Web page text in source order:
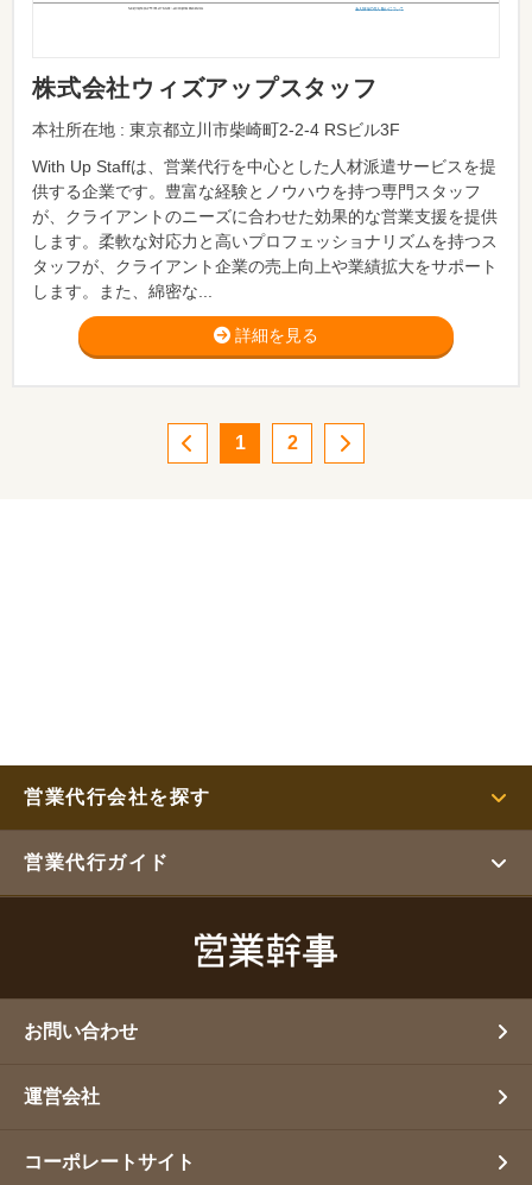
株式会社ウィズアップスタッフ
本社所在地 : 東京都立川市柴崎町2-2-4 RSビル3F
With Up Staffは、営業代行を中心とした人材派遣サービスを提
供する企業です。豊富な経験とノウハウを持つ専門スタッフ
が、クライアントのニーズに合わせた効果的な営業支援を提供
します。柔軟な対応力と高いプロフェッショナリズムを持つス
タッフが、クライアント企業の売上向上や業績拡大をサポート
します。また、綿密な...
詳細を見る
1 2
営業代行会社を探す
営業代行ガイド
お問い合わせ
運営会社
コーポレートサイト